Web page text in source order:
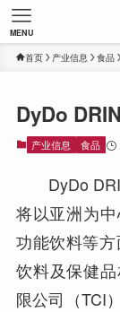
MENU
首页 产业信息 食品
DyDo
产业信息 食品
DyDo
将以亚洲为
功能饮料等
饮料及保健
限公司（TCI